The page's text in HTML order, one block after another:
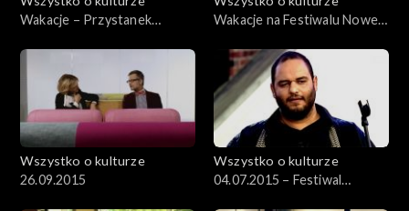
Wakacje – Przystanek
Wakacje na Festiwalu Nowe
Wszystko o kulturze
26.09.2015
Wszystko o kulturze
04.07.2015 – Festiwal